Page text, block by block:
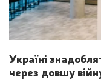
Україні
через довшу